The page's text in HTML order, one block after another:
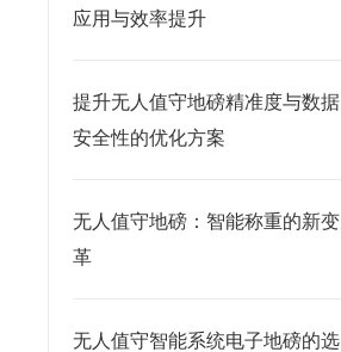
应用与效率提升
提升无人值守地磅精准度与数据
安全性的优化方案
无人值守地磅：智能称重的新变
革
无人值守智能系统电子地磅的选